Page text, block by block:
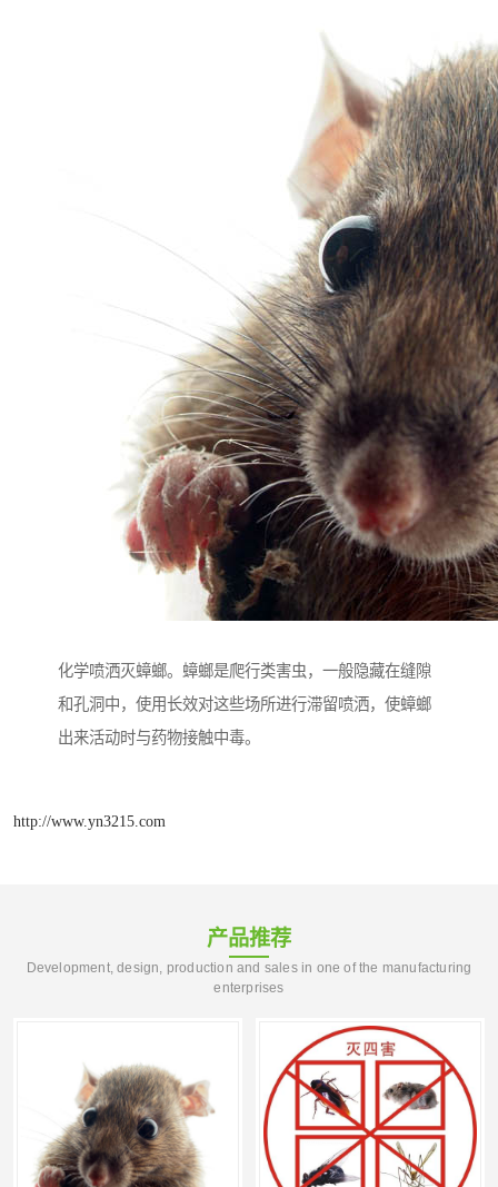
化学喷洒灭蟑螂。蟑螂是爬行类害虫，一般隐藏在缝隙
和孔洞中，使用长效对这些场所进行滞留喷洒，使蟑螂
出来活动时与药物接触中毒。
http://www.yn3215.com
产品推荐
Development, design, production and sales in one of the manufacturing
enterprises